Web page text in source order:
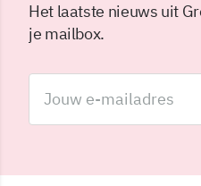
Het laatste nieuws uit
je mailbox.